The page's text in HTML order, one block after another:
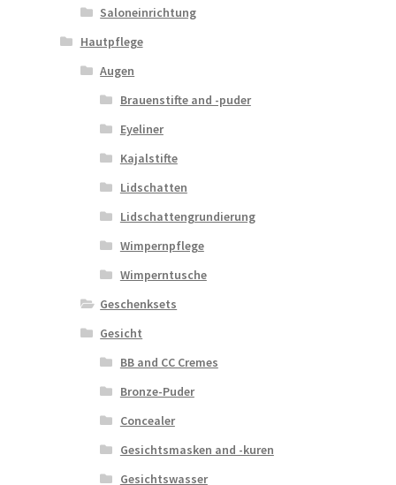
Saloneinrichtung
Hautpflege
Augen
Brauenstifte and -puder
Eyeliner
Kajalstifte
Lidschatten
Lidschattengrundierung
Wimpernpflege
Wimperntusche
Geschenksets
Gesicht
BB and CC Cremes
Bronze-Puder
Concealer
Gesichtsmasken and -kuren
Gesichtswasser